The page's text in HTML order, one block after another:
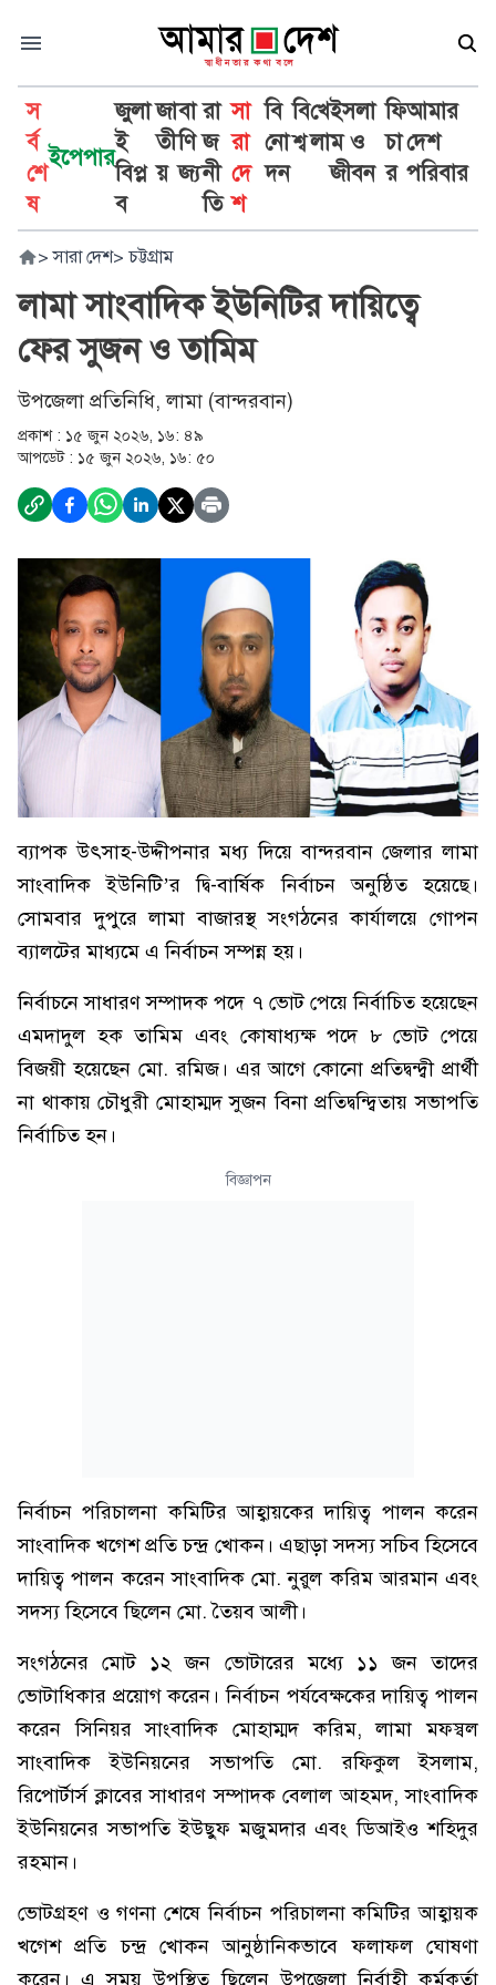
স
র্ব
শে
ষ
ইপেপার
জুলা
ই
বিপ্ল
ব
জা
তী
য়
বা
ণি
জ্য
রা
জ
নী
তি
সা
রা
দে
শ
বি
নো
দন
বি
শ্ব
খে
লা
ইসলা
ম ও
জীবন
ফি
চা
র
আমার
দেশ
পরিবার
> সারা দেশ> চট্টগ্রাম
লামা সাংবাদিক ইউনিটির দায়িত্বে
ফের সুজন ও তামিম
উপজেলা প্রতিনিধি, লামা (বান্দরবান)
প্রকাশ : ১৫ জুন ২০২৬, ১৬: ৪৯
আপডেট : ১৫ জুন ২০২৬, ১৬: ৫০
ব্যাপক উৎসাহ-উদ্দীপনার মধ্য দিয়ে বান্দরবান জেলার লামা
সাংবাদিক ইউনিটি’র দ্বি-বার্ষিক নির্বাচন অনুষ্ঠিত হয়েছে।
সোমবার দুপুরে লামা বাজারস্থ সংগঠনের কার্যালয়ে গোপন
ব্যালটের মাধ্যমে এ নির্বাচন সম্পন্ন হয়।
নির্বাচনে সাধারণ সম্পাদক পদে ৭ ভোট পেয়ে নির্বাচিত হয়েছেন
এমদাদুল হক তামিম এবং কোষাধ্যক্ষ পদে ৮ ভোট পেয়ে
বিজয়ী হয়েছেন মো. রমিজ। এর আগে কোনো প্রতিদ্বন্দ্বী প্রার্থী
না থাকায় চৌধুরী মোহাম্মদ সুজন বিনা প্রতিদ্বন্দ্বিতায় সভাপতি
নির্বাচিত হন।
বিজ্ঞাপন
নির্বাচন পরিচালনা কমিটির আহ্বায়কের দায়িত্ব পালন করেন
সাংবাদিক খগেশ প্রতি চন্দ্র খোকন। এছাড়া সদস্য সচিব হিসেবে
দায়িত্ব পালন করেন সাংবাদিক মো. নুরুল করিম আরমান এবং
সদস্য হিসেবে ছিলেন মো. তৈয়ব আলী।
সংগঠনের মোট ১২ জন ভোটারের মধ্যে ১১ জন তাদের
ভোটাধিকার প্রয়োগ করেন। নির্বাচন পর্যবেক্ষকের দায়িত্ব পালন
করেন সিনিয়র সাংবাদিক মোহাম্মদ করিম, লামা মফস্বল
সাংবাদিক ইউনিয়নের সভাপতি মো. রফিকুল ইসলাম,
রিপোর্টার্স ক্লাবের সাধারণ সম্পাদক বেলাল আহমদ, সাংবাদিক
ইউনিয়নের সভাপতি ইউছুফ মজুমদার এবং ডিআইও শহিদুর
রহমান।
ভোটগ্রহণ ও গণনা শেষে নির্বাচন পরিচালনা কমিটির আহ্বায়ক
খগেশ প্রতি চন্দ্র খোকন আনুষ্ঠানিকভাবে ফলাফল ঘোষণা
করেন। এ সময় উপস্থিত ছিলেন উপজেলা নির্বাহী কর্মকর্তা